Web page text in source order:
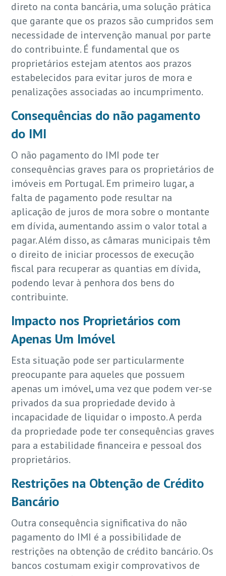
direto na conta bancária, uma solução prática
que garante que os prazos são cumpridos sem
necessidade de intervenção manual por parte
do contribuinte. É fundamental que os
proprietários estejam atentos aos prazos
estabelecidos para evitar juros de mora e
penalizações associadas ao incumprimento.
Consequências do não pagamento
do IMI
O não pagamento do IMI pode ter
consequências graves para os proprietários de
imóveis em Portugal. Em primeiro lugar, a
falta de pagamento pode resultar na
aplicação de juros de mora sobre o montante
em dívida, aumentando assim o valor total a
pagar. Além disso, as câmaras municipais têm
o direito de iniciar processos de execução
fiscal para recuperar as quantias em dívida,
podendo levar à penhora dos bens do
contribuinte.
Impacto nos Proprietários com
Apenas Um Imóvel
Esta situação pode ser particularmente
preocupante para aqueles que possuem
apenas um imóvel, uma vez que podem ver-se
privados da sua propriedade devido à
incapacidade de liquidar o imposto. A perda
da propriedade pode ter consequências graves
para a estabilidade financeira e pessoal dos
proprietários.
Restrições na Obtenção de Crédito
Bancário
Outra consequência significativa do não
pagamento do IMI é a possibilidade de
restrições na obtenção de crédito bancário. Os
bancos costumam exigir comprovativos de